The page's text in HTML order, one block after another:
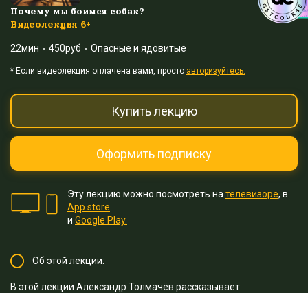
Акция дня
Выйти
Акция дня
Войти
Почему мы боимся собак?
Видеолекция 6+
22мин 450руб Опасные и ядовитые
* Eсли видеолекция оплачена вами, просто авторизуйтесь.
Купить лекцию
Оформить подписку
Эту лекцию можно посмотреть на телевизоре, в
App store
и Google Play.
Об этой лекции:
В этой лекции Александр Толмачёв рассказывает